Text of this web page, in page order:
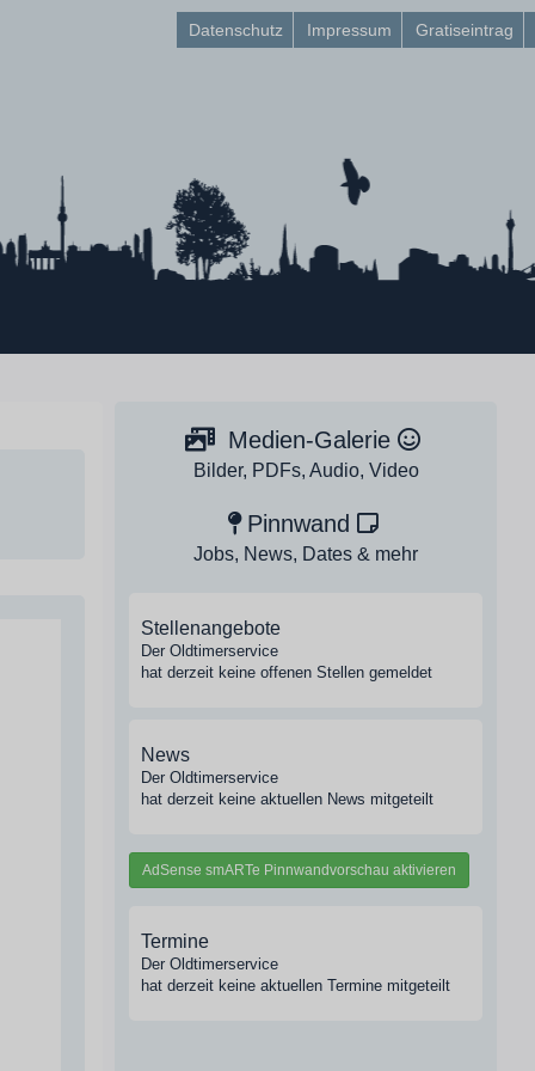
Datenschutz Impressum Gratiseintrag
Medien-Galerie
Bilder, PDFs, Audio, Video
Pinnwand
Jobs, News, Dates & mehr
Stellenangebote
Der Oldtimerservice
hat derzeit keine offenen Stellen gemeldet
News
Der Oldtimerservice
hat derzeit keine aktuellen News mitgeteilt
AdSense smARTe Pinnwandvorschau aktivieren
Termine
Der Oldtimerservice
hat derzeit keine aktuellen Termine mitgeteilt